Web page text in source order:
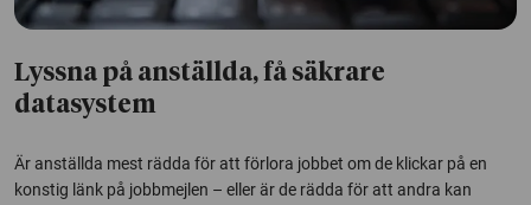
Lyssna på anställda, få säkrare
datasystem
Är anställda mest rädda för att förlora jobbet om de klickar på en
konstig länk på jobbmejlen – eller är de rädda för att andra kan